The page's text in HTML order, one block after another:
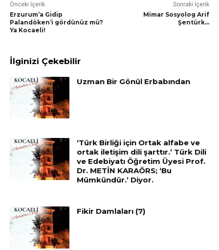
Önceki İçerik
Erzurum’a Gidip
Palandöken’i gördünüz mü?
Ya Kocaeli!
Sonraki İçerik
Mimar Sosyolog Arif
Şentürk…
İlginizi Çekebilir
Uzman Bir Gönül Erbabından
‘Türk Birliği için Ortak alfabe ve
ortak iletişim dili şarttır.’ Türk Dili
ve Edebiyatı Öğretim Üyesi Prof.
Dr. METİN KARAÖRS; ‘Bu
Mümkündür.’ Diyor.
Fikir Damlaları (7)